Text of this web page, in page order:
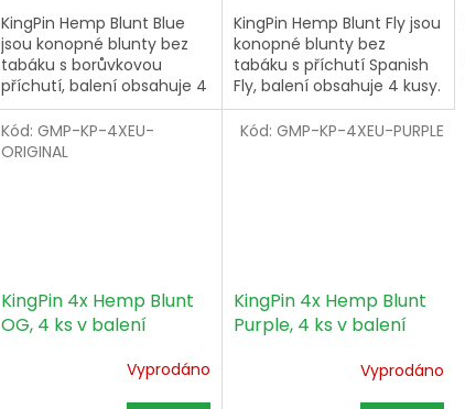
KingPin Hemp Blunt Blue
jsou konopné blunty bez
tabáku s borůvkovou
příchutí, balení obsahuje 4
kusy.
KingPin Hemp Blunt Fly jsou
konopné blunty bez
tabáku s příchutí Spanish
Fly, balení obsahuje 4 kusy.
KingPin 4x Hemp Blunt
OG, 4 ks v balení
Vyprodáno
Kód: GMP-KP-4XEU-
ORIGINAL
KingPin 4x Hemp Blunt
Purple, 4 ks v balení
Vyprodáno
Kód: GMP-KP-4XEU-PURPLE